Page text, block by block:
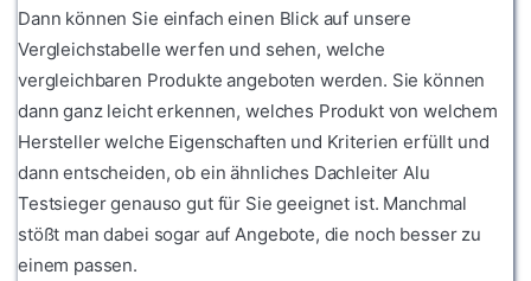
Dann können Sie einfach einen Blick auf unsere
Vergleichstabelle werfen und sehen, welche
vergleichbaren Produkte angeboten werden. Sie können
dann ganz leicht erkennen, welches Produkt von welchem
Hersteller welche Eigenschaften und Kriterien erfüllt und
dann entscheiden, ob ein ähnliches Dachleiter Alu
Testsieger genauso gut für Sie geeignet ist. Manchmal
stößt man dabei sogar auf Angebote, die noch besser zu
einem passen.